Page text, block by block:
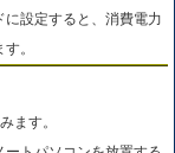
設定すると、消費電力
。
ます。